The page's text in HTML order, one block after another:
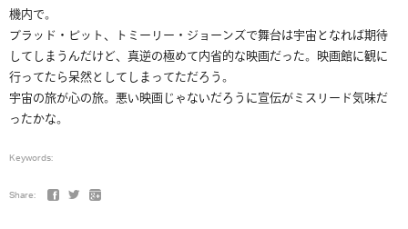
機内で。
ブラッド・ピット、トミーリー・ジョーンズで舞台は宇宙となれば期待
してしまうんだけど、真逆の極めて内省的な映画だった。映画館に観に
行ってたら呆然としてしまってただろう。
宇宙の旅が心の旅。悪い映画じゃないだろうに宣伝がミスリード気味だ
ったかな。
Keywords:
Share: